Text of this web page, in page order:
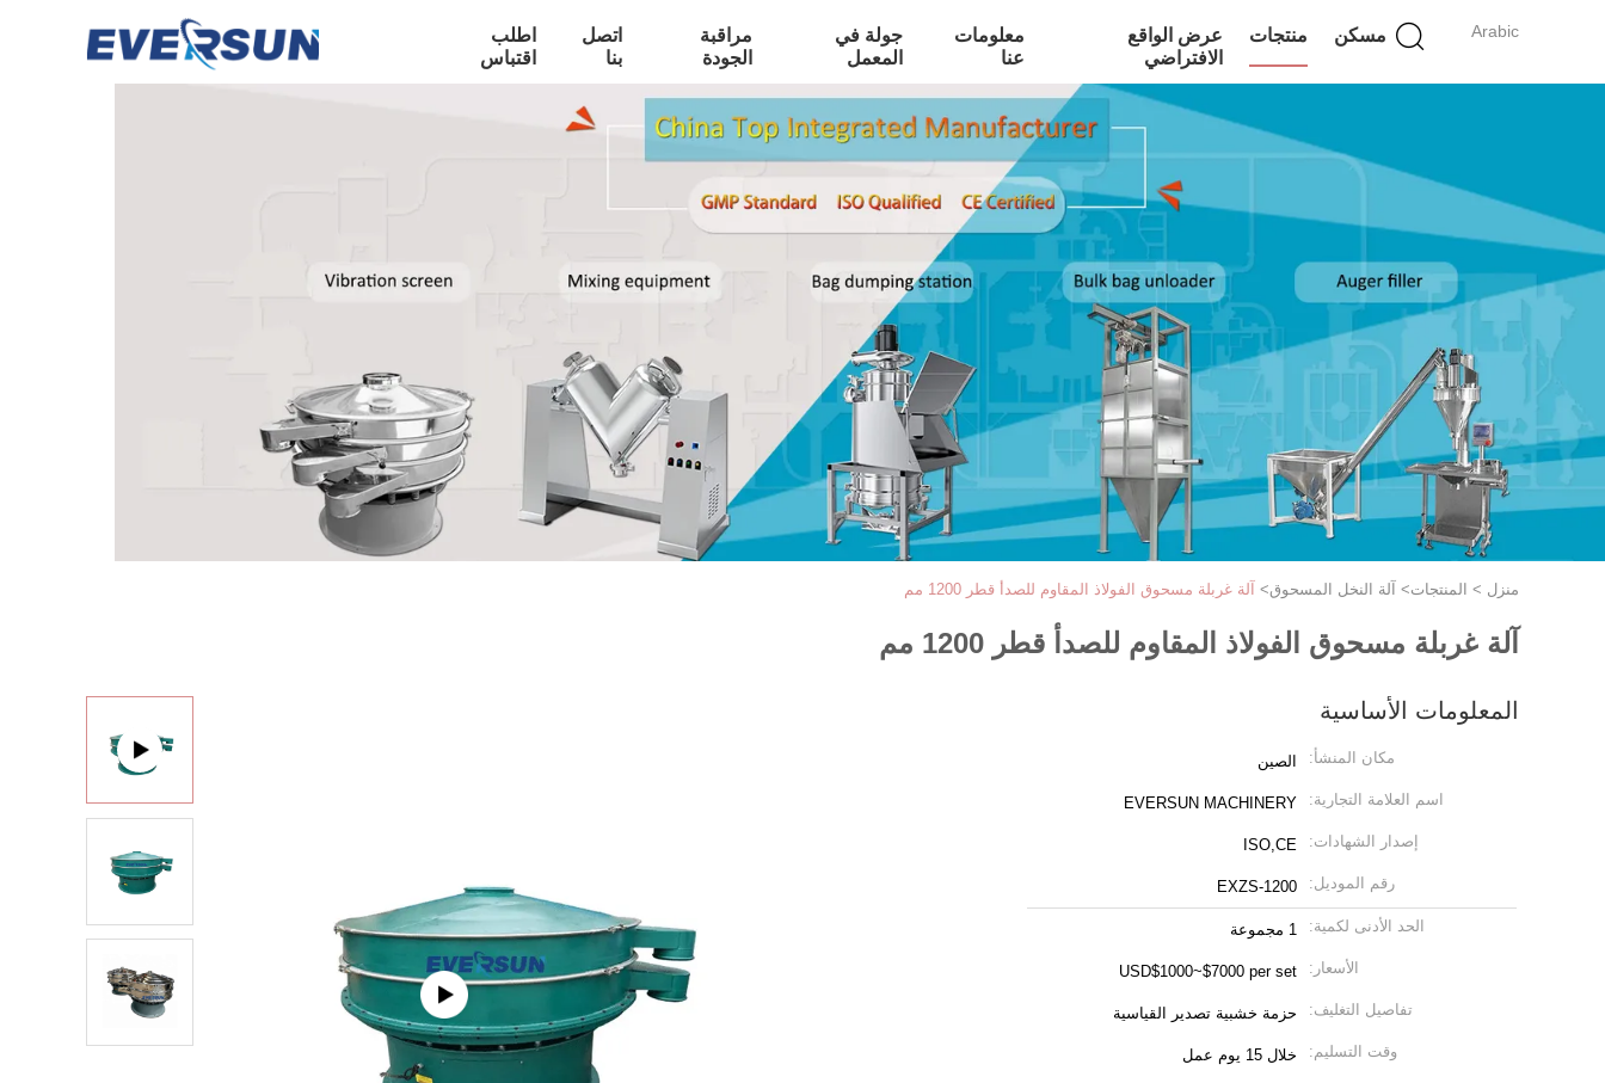
Arabic مسكن منتجات
عرض الواقع
الافتراضي
معلومات
عنا
جولة في
المعمل
مراقبة
الجودة
اتصل
بنا
اطلب
اقتباس
منزل > المنتجات> آلة النخل المسحوق> آلة غربلة مسحوق الفولاذ المقاوم للصدأ قطر 1200 مم
آلة غربلة مسحوق الفولاذ المقاوم للصدأ قطر 1200 مم
المعلومات الأساسية
مكان المنشأ: الصين
اسم العلامة التجارية: EVERSUN MACHINERY
إصدار الشهادات: ISO,CE
رقم الموديل: EXZS-1200
الحد الأدنى لكمية: 1 مجموعة
الأسعار: USD$1000~$7000 per set
تفاصيل التغليف: حزمة خشبية تصدير القياسية
وقت التسليم: خلال 15 يوم عمل